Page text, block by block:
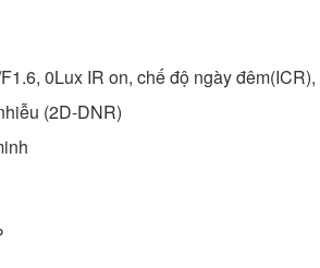
0Lux IR on, chế độ ngày
(2D-DNR)